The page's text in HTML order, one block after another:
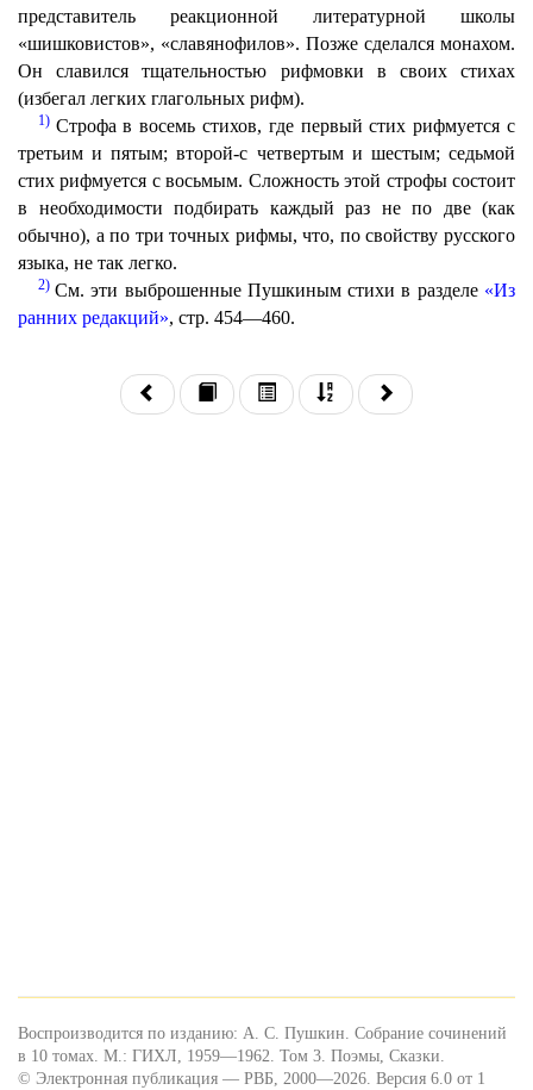
представитель реакционной литературной школы
«шишковистов», «славянофилов». Позже сделался монахом.
Он славился тщательностью рифмовки в своих стихах
(избегал легких глагольных рифм).
1) Строфа в восемь стихов, где первый стих рифмуется с
третьим и пятым; второй-с четвертым и шестым; седьмой
стих рифмуется с восьмым. Сложность этой строфы состоит
в необходимости подбирать каждый раз не по две (как
обычно), а по три точных рифмы, что, по свойству русского
языка, не так легко.
2)См. эти выброшенные Пушкиным стихи в разделе «Из
ранних редакций», стр. 454—460.
Воспроизводится по изданию: А. С. Пушкин. Собрание сочинений
в 10 томах. М.: ГИХЛ, 1959—1962. Том 3. Поэмы, Сказки.
© Электронная публикация — РВБ, 2000—2026. Версия 6.0 от 1